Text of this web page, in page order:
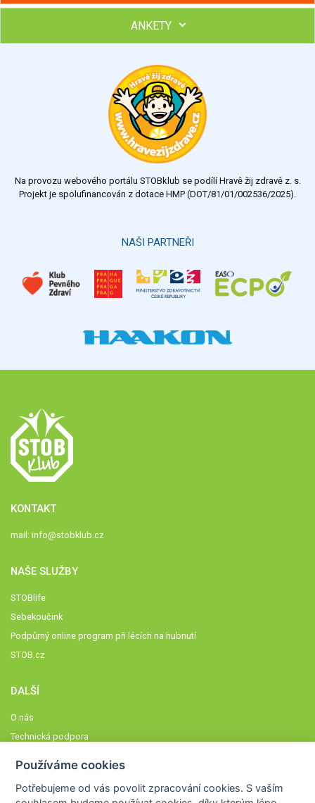
Hubněte s podporou lektorky a skupiny v kurzech STOBu
Chcete poradit s hubnutím? Najděte si odborníka STOBu ve
ANKETY
Výsledky Všechny ankety
Na provozu webového portálu STOBklub se podílí Hravě žij zdravě z. s.
Projekt je spolufinancován z dotace HMP (DOT/81/01/002536/2025).
NAŠI PARTNEŘI
KONTAKT
mail: info@stobklub.cz
NAŠE SLUŽBY
STOBlife
Sebekoučink
Podpůrný online program při lécích na hubnutí
STOB.cz
DALŠÍ
O nás
Technická podpora
Členové STOBklubu
Používáme cookies
Potřebujeme od vás povolit zpracování cookies. S vaším